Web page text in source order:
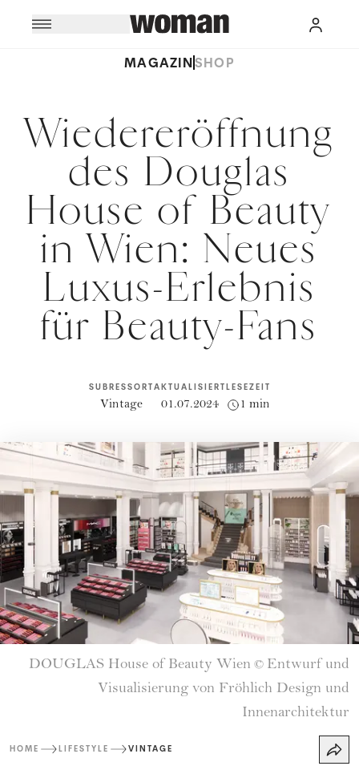
MAGAZINSHOP
Wiedereröffnung
des Douglas
House of Beauty
in Wien: Neues
Luxus-Erlebnis
für Beauty-Fans
SUBRESSORT
Vintage
AKTUALISIERT
01.07.2024
LESEZEIT
1 min
DOUGLAS House of Beauty Wien © Entwurf und
Visualisierung von Fröhlich Design und
Innenarchitektur
HOME LIFESTYLE VINTAGE